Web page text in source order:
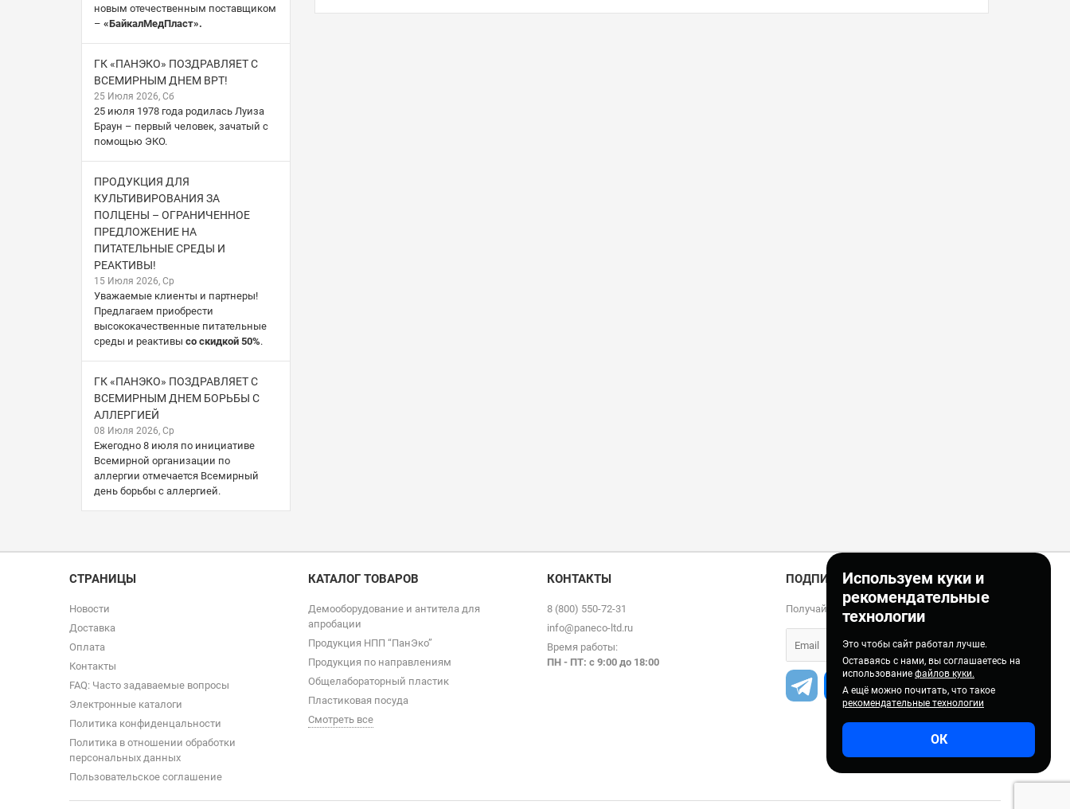
Используем куки и
рекомендательные
технологии
Это чтобы сайт работал лучше.
Оставаясь с нами, вы соглашаетесь на
использование файлов куки.
А ещё можно почитать, что такое
рекомендательные технологии
ОК
новым отечественным поставщиком
– «БайкалМедПласт».
ГК «ПАНЭКО» ПОЗДРАВЛЯЕТ С
ВСЕМИРНЫМ ДНЕМ ВРТ!
25 Июля 2026, Сб
25 июля 1978 года родилась Луиза
Браун – первый человек, зачатый с
помощью ЭКО.
ПРОДУКЦИЯ ДЛЯ
КУЛЬТИВИРОВАНИЯ ЗА
ПОЛЦЕНЫ – ОГРАНИЧЕННОЕ
ПРЕДЛОЖЕНИЕ НА
ПИТАТЕЛЬНЫЕ СРЕДЫ И
РЕАКТИВЫ!
15 Июля 2026, Ср
Уважаемые клиенты и партнеры!
Предлагаем приобрести
высококачественные питательные
среды и реактивы со скидкой 50%.
ГК «ПАНЭКО» ПОЗДРАВЛЯЕТ С
ВСЕМИРНЫМ ДНЕМ БОРЬБЫ С
АЛЛЕРГИЕЙ
08 Июля 2026, Ср
Ежегодно 8 июля по инициативе
Всемирной организации по
аллергии отмечается Всемирный
день борьбы с аллергией.
СТРАНИЦЫ
Новости
Доставка
Оплата
Контакты
FAQ: Часто задаваемые вопросы
Электронные каталоги
Политика конфиденцальности
Политика в отношении обработки
персональных данных
Пользовательское соглашение
КАТАЛОГ ТОВАРОВ
Демооборудование и антитела для
апробации
Продукция НПП “ПанЭко”
Продукция по направлениям
Общелабораторный пластик
Пластиковая посуда
Смотреть все
КОНТАКТЫ
8 (800) 550-72-31
info@paneco-ltd.ru
Время работы:
ПН - ПТ: с 9:00 до 18:00
ПОДПИСКА
Получайте только полезные статьи!